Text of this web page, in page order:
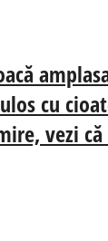
cu
vezi